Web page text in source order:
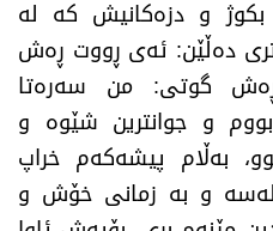
و دزەکانیش کە لە
دەڵێن: ئەی ڕووت ڕەش
گوتی: من سەرەتا
و جوانترین شێوە و
بەڵام پیشەکەم خراپ
و بە زمانی خۆش و